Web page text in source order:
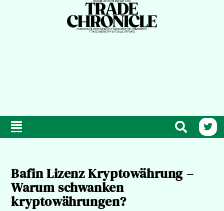
Bafin Lizenz Kryptowährung –
Warum schwanken
kryptowährungen?